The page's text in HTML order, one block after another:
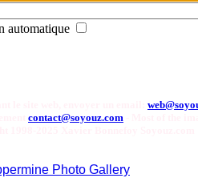
automatique
contact@soyouz.com
Photo Gallery